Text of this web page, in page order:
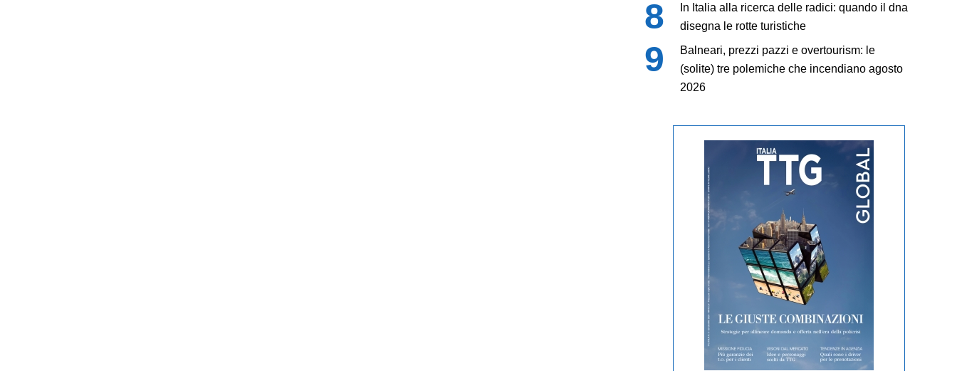
In Italia alla ricerca delle radici: quando il dna
disegna le rotte turistiche
Balneari, prezzi pazzi e overtourism: le
(solite) tre polemiche che incendiano agosto
2026